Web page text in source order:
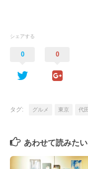
シェアする
0 0
タグ: グルメ 東京 代
あわせて読みたい